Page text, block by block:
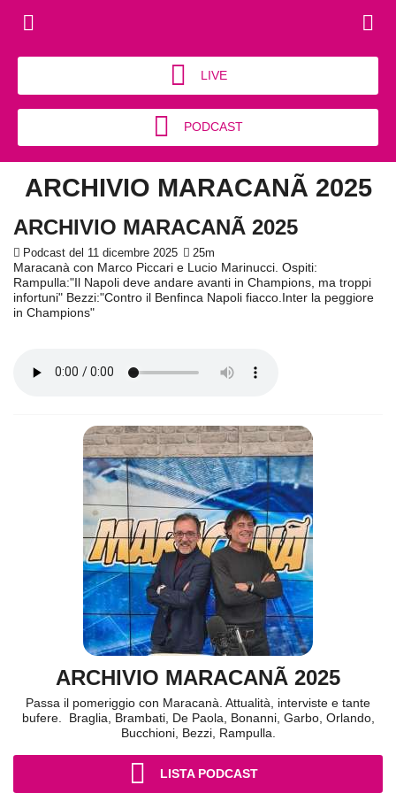
LIVE
PODCAST
ARCHIVIO MARACANÃ 2025
ARCHIVIO MARACANÃ 2025
Podcast del 11 dicembre 2025 25m
Maracanà con Marco Piccari e Lucio Marinucci. Ospiti:
Rampulla:"Il Napoli deve andare avanti in Champions, ma troppi
infortuni" Bezzi:"Contro il Benfinca Napoli fiacco.Inter la peggiore
in Champions"
ARCHIVIO MARACANÃ 2025
Passa il pomeriggio con Maracanà. Attualità, interviste e tante
bufere. Braglia, Brambati, De Paola, Bonanni, Garbo, Orlando,
Bucchioni, Bezzi, Rampulla.
LISTA PODCAST